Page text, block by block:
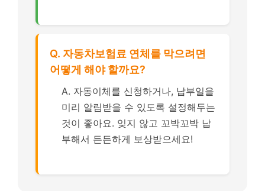
Q. 자동차보험료 연체를 막으려면
어떻게 해야 할까요?
A. 자동이체를 신청하거나, 납부일을
미리 알림받을 수 있도록 설정해두는
것이 좋아요. 잊지 않고 꼬박꼬박 납
부해서 든든하게 보상받으세요!